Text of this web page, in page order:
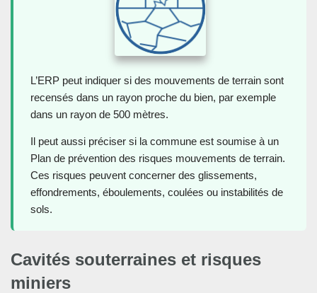
L’ERP peut indiquer si des mouvements de terrain sont
recensés dans un rayon proche du bien, par exemple
dans un rayon de 500 mètres.
Il peut aussi préciser si la commune est soumise à un
Plan de prévention des risques mouvements de terrain.
Ces risques peuvent concerner des glissements,
effondrements, éboulements, coulées ou instabilités de
sols.
Cavités souterraines et risques
miniers